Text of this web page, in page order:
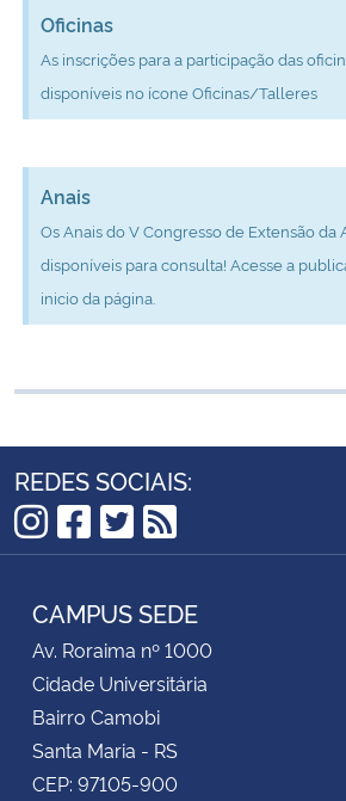
Oficinas
As inscrições para a participação das
disponíveis no ícone Oficinas/Talleres
Anais
Os Anais do V Congresso de Extensão da
disponíveis para consulta! Acesse a
inicio da página.
REDES SOCIAIS:
Instagram
Facebook
Twitter
RSS
CAMPUS SEDE
Av. Roraima nº 1000
Cidade Universitária
Bairro Camobi
Santa Maria - RS
CEP: 97105-900